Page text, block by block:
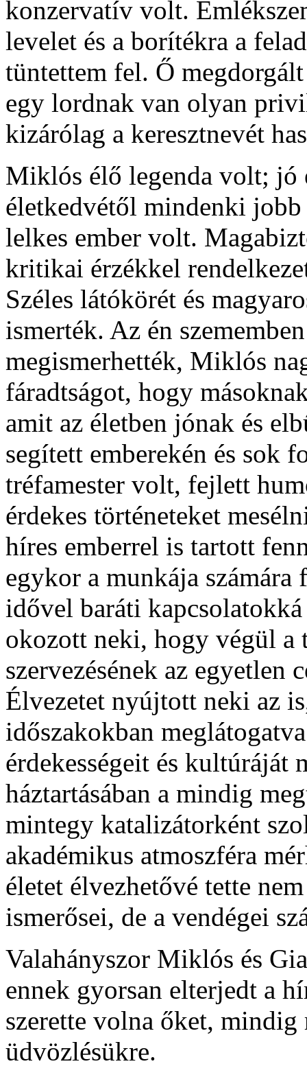
konzervatív volt.
levelet és a borítékra a
tüntettem fel. Ő
egy lordnak van olyan
kizárólag a keresztnevét
Miklós élő legenda volt; jó
életkedvétől mindenki
lelkes ember volt.
kritikai érzékkel
Széles látókörét és
ismerték. Az én
megismerhették, Miklós
fáradtságot, hogy
amit az életben jónak és
segített emberekén és sok
tréfamester volt, fejlett
érdekes történeteket
híres emberrel is tartott
egykor a munkája
idővel baráti
okozott neki, hogy végül a
szervezésének az egyetlen
Élvezetet nyújtott neki az
időszakokban
érdekességeit és kultúráját
háztartásában a mindig
mintegy katalizátorként
akadémikus atmoszféra
életet élvezhetővé tette
ismerősei, de a vendégei
Valahányszor Miklós és
ennek gyorsan elterjedt a
szerette volna őket, mindig
üdvözlésükre.